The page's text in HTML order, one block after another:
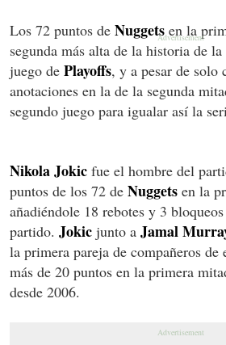
Los 72 puntos de Nuggetsen la
segunda más alta de la historia de
juego de Playoffs, y a pesar de solo
anotaciones en la de la segunda
segundo juego para igualar así la
Nikola Jokic fue el hombre del
puntos de los 72 de Nuggets en la
añadiéndole 18 rebotes y 3
partido. Jokic junto a Jamal
la primera pareja de compañeros de
más de 20 puntos en la primera
desde 2006.